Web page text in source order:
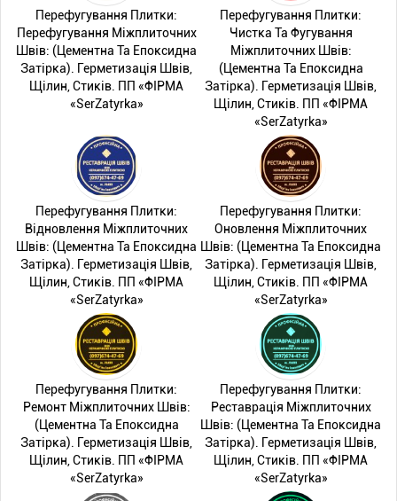
Перефугування Плитки:
Перефугування Міжплиточних
Швів: (Цементна Та Епоксидна
Затірка). Герметизація Швів,
Щілин, Стиків. ПП «ФІРМА
«SerZatyrka»
Перефугування Плитки:
Чистка Та Фугування
Міжплиточних Швів:
(Цементна Та Епоксидна
Затірка). Герметизація Швів,
Щілин, Стиків. ПП «ФІРМА
«SerZatyrka»
Перефугування Плитки:
Відновлення Міжплиточних
Швів: (Цементна Та Епоксидна
Затірка). Герметизація Швів,
Щілин, Стиків. ПП «ФІРМА
«SerZatyrka»
Перефугування Плитки:
Оновлення Міжплиточних
Швів: (Цементна Та Епоксидна
Затірка). Герметизація Швів,
Щілин, Стиків. ПП «ФІРМА
«SerZatyrka»
Перефугування Плитки:
Ремонт Міжплиточних Швів:
(Цементна Та Епоксидна
Затірка). Герметизація Швів,
Щілин, Стиків. ПП «ФІРМА
«SerZatyrka»
Перефугування Плитки:
Реставрація Міжплиточних
Швів: (Цементна Та Епоксидна
Затірка). Герметизація Швів,
Щілин, Стиків. ПП «ФІРМА
«SerZatyrka»